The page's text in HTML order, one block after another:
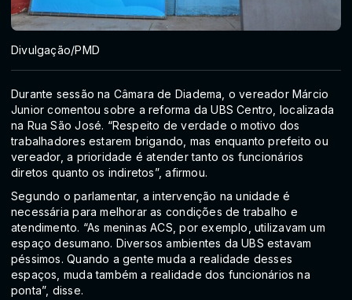
Divulgação/PMD
Durante sessão na Câmara de Diadema, o vereador Márcio
Junior comentou sobre a reforma da UBS Centro, localizada
na Rua São José. “Respeito de verdade o motivo dos
trabalhadores estarem brigando, mas enquanto prefeito ou
vereador, a prioridade é atender tanto os funcionários
diretos quanto os indiretos”, afirmou.
Segundo o parlamentar, a intervenção na unidade é
necessária para melhorar as condições de trabalho e
atendimento. “As meninas ACS, por exemplo, utilizavam um
espaço desumano. Diversos ambientes da UBS estavam
péssimos. Quando a gente muda a realidade desses
espaços, muda também a realidade dos funcionários na
ponta”, disse.